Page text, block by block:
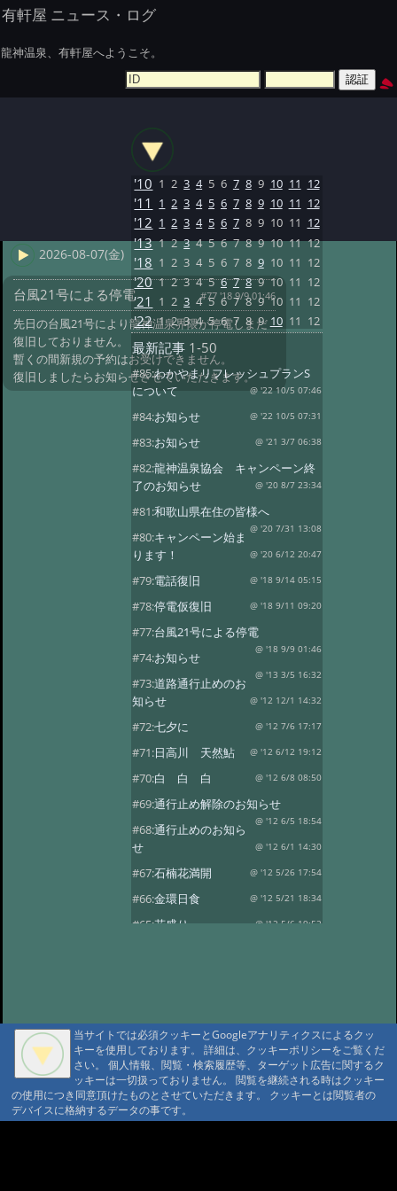
有軒屋 ニュース・ログ
龍神温泉、有軒屋へようこそ。
2026-08-07(金)
台風21号による停電 #77 '18 9/9 01:46
先日の台風21号により龍神温泉界隈が停電しまだ
復旧しておりません。
暫くの間新規の予約はお受けできません。
復旧しましたらお知らせさせていただきます。
'10 1 2 3 4 5 6 7 8 9 10 11 12
'11 1 2 3 4 5 6 7 8 9 10 11 12
'12 1 2 3 4 5 6 7 8 9 10 11 12
'13 1 2 3 4 5 6 7 8 9 10 11 12
'18 1 2 3 4 5 6 7 8 9 10 11 12
'20 1 2 3 4 5 6 7 8 9 10 11 12
'21 1 2 3 4 5 6 7 8 9 10 11 12
'22 1 2 3 4 5 6 7 8 9 10 11 12
最新記事 1-50
#85:わかやまリフレッシュプランS
について
@ '22 10/5 07:46
#84:お知らせ @ '22 10/5 07:31
#83:お知らせ @ '21 3/7 06:38
#82:龍神温泉協会 キャンペーン終
了のお知らせ
@ '20 8/7 23:34
#81:和歌山県在住の皆様へ
@ '20 7/31 13:08
#80:キャンペーン始ま
ります！
@ '20 6/12 20:47
#79:電話復旧 @ '18 9/14 05:15
#78:停電仮復旧 @ '18 9/11 09:20
#77:台風21号による停電
@ '18 9/9 01:46
#74:お知らせ
@ '13 3/5 16:32
#73:道路通行止めのお
知らせ
@ '12 12/1 14:32
#72:七夕に @ '12 7/6 17:17
#71:日高川 天然鮎 @ '12 6/12 19:12
#70:白 白 白 @ '12 6/8 08:50
#69:通行止め解除のお知らせ
@ '12 6/5 18:54
#68:通行止めのお知ら
せ
@ '12 6/1 14:30
#67:石楠花満開 @ '12 5/26 17:54
#66:金環日食 @ '12 5/21 18:34
#65:花盛り @ '12 5/6 19:52
#61:龍神温泉の観燈祭 @ '12 3/27 19:46
#60:春一番？ @ '12 3/24 18:38
#59:寒の戻り @ '12 3/13 18:41
#58:春を探して… @ '12 3/3 15:24
当サイトでは必須クッキーとGoogleアナリティクスによるクッ
キーを使用しております。 詳細は、クッキーポリシーをご覧くだ
さい。 個人情報、閲覧・検索履歴等、ターゲット広告に関するク
ッキーは一切扱っておりません。 閲覧を継続される時はクッキー
の使用につき同意頂けたものとさせていただきます。 クッキーとは閲覧者の
デバイスに格納するデータの事です。